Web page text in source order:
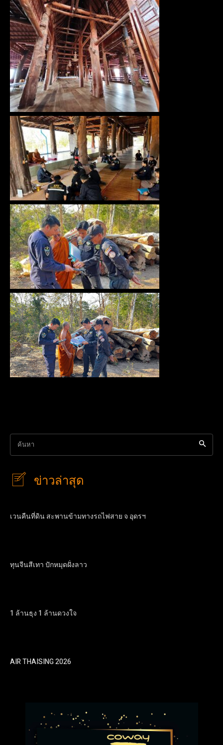
ค้นหา
ข่าวล่าสุด
เวนคืนที่ดิน สะพานข้ามทางรถไฟสาย จ อุดรฯ
ทุนจีนสีเทา ปักหมุดฝั่งลาว
1 ล้านธุง 1 ล้านดวงใจ
AIR THAISING 2026